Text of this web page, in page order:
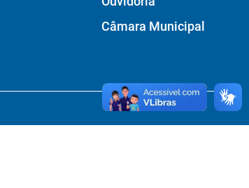
Câmara Municipal